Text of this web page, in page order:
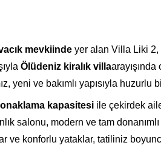
mevkiinde yer alan Villa Liki 2,
Ölüdeniz kiralık villa
yeni ve bakımlı yapısıyla huzurlu
kapasitesi ile çekirdek
salonu, modern ve tam
ve konforlu yataklar, tatiliniz